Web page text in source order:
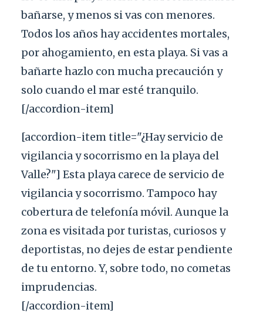
bañarse, y menos si vas con menores.
Todos los años hay accidentes mortales,
por ahogamiento, en esta playa. Si vas a
bañarte hazlo con mucha precaución y
solo cuando el mar esté tranquilo.
[/accordion-item]
[accordion-item title="¿Hay servicio de
vigilancia y socorrismo en la playa del
Valle?"] Esta playa carece de servicio de
vigilancia y socorrismo. Tampoco hay
cobertura de telefonía móvil. Aunque la
zona es visitada por turistas, curiosos y
deportistas, no dejes de estar pendiente
de tu entorno. Y, sobre todo, no cometas
imprudencias.
[/accordion-item]